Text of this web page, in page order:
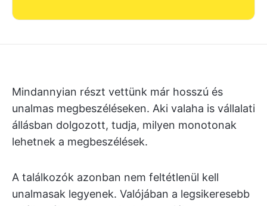
Mindannyian részt vettünk már hosszú és
unalmas megbeszéléseken. Aki valaha is vállalati
állásban dolgozott, tudja, milyen monotonak
lehetnek a megbeszélések.
A találkozók azonban nem feltétlenül kell
unalmasak legyenek. Valójában a legsikeresebb